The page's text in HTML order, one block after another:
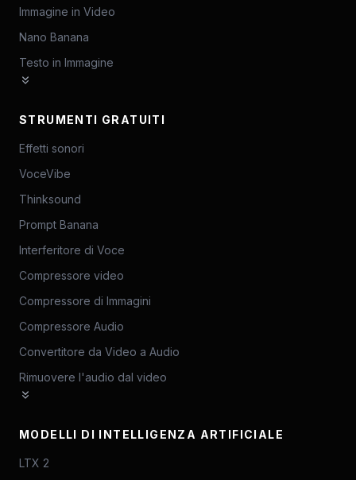
Immagine in Video
Nano Banana
Testo in Immagine
STRUMENTI GRATUITI
Effetti sonori
VoceVibe
Thinksound
Prompt Banana
Interferitore di Voce
Compressore video
Compressore di Immagini
Compressore Audio
Convertitore da Video a Audio
Rimuovere l'audio dal video
MODELLI DI INTELLIGENZA ARTIFICIALE
LTX 2